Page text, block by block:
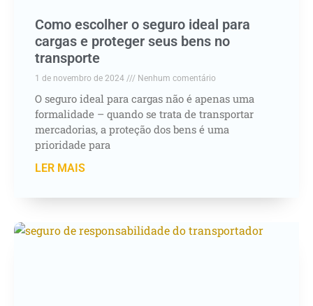
Como escolher o seguro ideal para
cargas e proteger seus bens no
transporte
1 de novembro de 2024 Nenhum comentário
O seguro ideal para cargas não é apenas uma
formalidade – quando se trata de transportar
mercadorias, a proteção dos bens é uma
prioridade para
LER MAIS